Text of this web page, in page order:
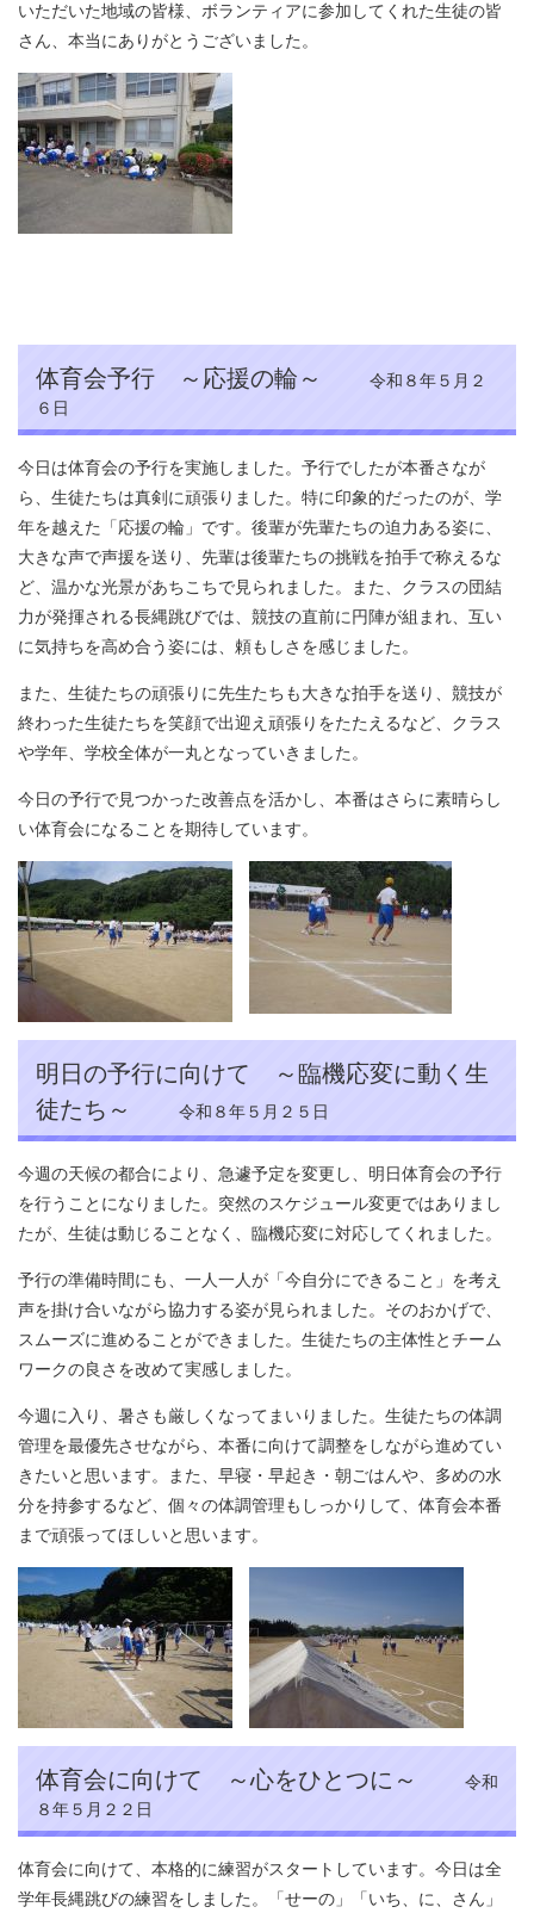
いただいた地域の皆様、ボランティアに参加してくれた生徒の皆
さん、本当にありがとうございました。
体育会予行 ～応援の輪～
令和８年５月２
６日
今日は体育会の予行を実施しました。予行でしたが本番さなが
ら、生徒たちは真剣に頑張りました。特に印象的だったのが、学
年を越えた「応援の輪」です。後輩が先輩たちの迫力ある姿に、
大きな声で声援を送り、先輩は後輩たちの挑戦を拍手で称えるな
ど、温かな光景があちこちで見られました。また、クラスの団結
力が発揮される長縄跳びでは、競技の直前に円陣が組まれ、互い
に気持ちを高め合う姿には、頼もしさを感じました。
また、生徒たちの頑張りに先生たちも大きな拍手を送り、競技が
終わった生徒たちを笑顔で出迎え頑張りをたたえるなど、クラス
や学年、学校全体が一丸となっていきました。
今日の予行で見つかった改善点を活かし、本番はさらに素晴らし
い体育会になることを期待しています。
明日の予行に向けて ～臨機応変に動く生
徒たち～
令和８年５月２５日
今週の天候の都合により、急遽予定を変更し、明日体育会の予行
を行うことになりました。突然のスケジュール変更ではありまし
たが、生徒は動じることなく、臨機応変に対応してくれました。
予行の準備時間にも、一人一人が「今自分にできること」を考え
声を掛け合いながら協力する姿が見られました。そのおかげで、
スムーズに進めることができました。生徒たちの主体性とチーム
ワークの良さを改めて実感しました。
今週に入り、暑さも厳しくなってまいりました。生徒たちの体調
管理を最優先させながら、本番に向けて調整をしながら進めてい
きたいと思います。また、早寝・早起き・朝ごはんや、多めの水
分を持参するなど、個々の体調管理もしっかりして、体育会本番
まで頑張ってほしいと思います。
体育会に向けて ～心をひとつに～
令和
８年５月２２日
体育会に向けて、本格的に練習がスタートしています。今日は全
学年長縄跳びの練習をしました。「せーの」「いち、に、さん」